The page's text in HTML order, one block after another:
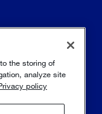
the storing of
analyze site
policy